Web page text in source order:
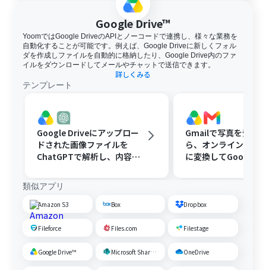
Google Drive™
YoomではGoogle DriveのAPIとノーコードで連携し、様々な業務を
自動化することが可能です。例えば、Google Driveに新しくフォル
ダを作成しファイルを自動的に格納したり、Google Drive内のファ
イルをダウンロードしてメールやチャットで送信できます。
詳しくみる
テンプレート
Google Driveにアップロー
ドされた画像ファイルを
ChatGPTで解析し、内容に
Gmailで写真を受け
ら、オンラインツー
に変換してGoogle
類似アプリ
Amazon S3 Box Dropbox
Fileforce Files.com Filestage
Google Drive™ Microsoft SharePoint OneDrive